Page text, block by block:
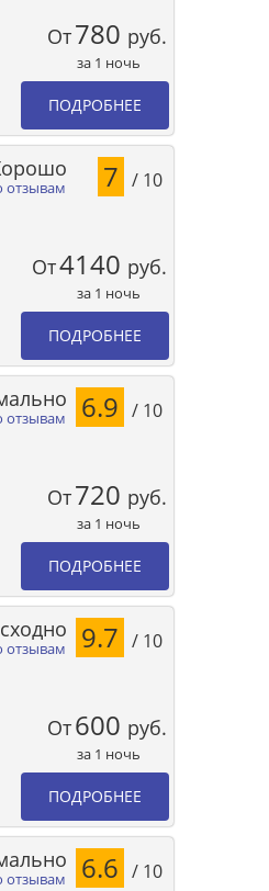
От780 руб.
за 1 ночь
ПОДРОБНЕЕ
отзывам 7 / 10
От4140 руб.
за 1 ночь
ПОДРОБНЕЕ
отзывам 6.9 / 10
От720 руб.
за 1 ночь
ПОДРОБНЕЕ
отзывам 9.7 / 10
От600 руб.
за 1 ночь
ПОДРОБНЕЕ
отзывам 6.6 / 10